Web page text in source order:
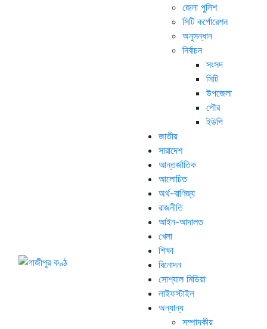
জেলা পুলিশ
সিটি কর্পোরেশন
অনুসন্ধান
নির্বাচন
সংসদ
সিটি
উপজেলা
পৌর
ইউপি
জাতীয়
সারাদেশ
আন্তর্জাতিক
আলোচিত
অর্থ-বাণিজ্য
রাজনীতি
আইন-আদালত
খেলা
শিক্ষা
বিনোদন
সোশ্যাল মিডিয়া
লাইফস্টাইল
অন্যান্য
সম্পাদকীয়